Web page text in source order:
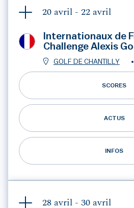
20 avril - 22 avril
Internationaux de
Challenge Alexis
GOLF DE CHANTILLY
SCORES
ACTUS
INFOS
28 avril - 30 avril